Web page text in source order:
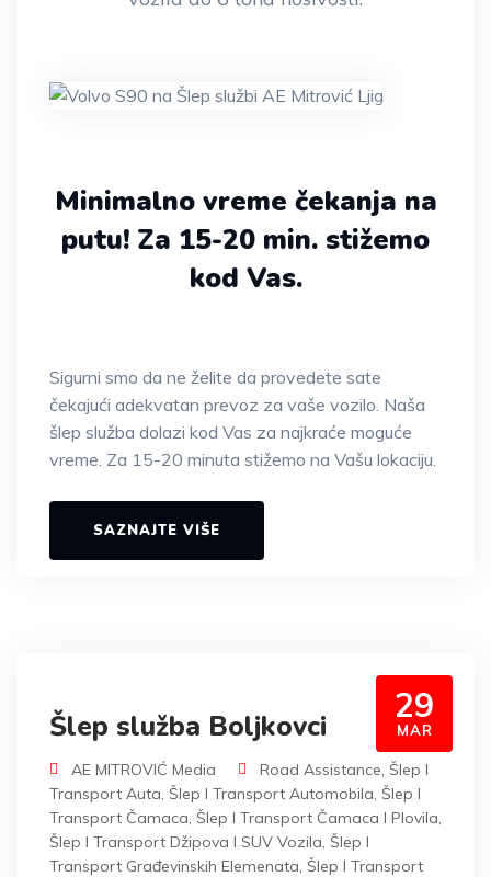
Minimalno vreme čekanja na
putu! Za 15-20 min. stižemo
kod Vas.
Sigurni smo da ne želite da provedete sate
čekajući adekvatan prevoz za vaše vozilo. Naša
šlep služba dolazi kod Vas za najkraće moguće
vreme. Za 15-20 minuta stižemo na Vašu lokaciju.
SAZNAJTE VIŠE
29
MAR
Šlep služba Boljkovci
AE MITROVIĆ Media Road Assistance, Šlep I
Transport Auta, Šlep I Transport Automobila, Šlep I
Transport Čamaca, Šlep I Transport Čamaca I Plovila,
Šlep I Transport Džipova I SUV Vozila, Šlep I
Transport Građevinskih Elemenata, Šlep I Transport